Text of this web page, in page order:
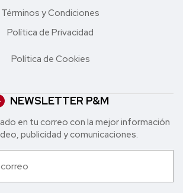
Términos y Condiciones
Política de Privacidad
Política de Cookies
NEWSLETTER P&M
en tu correo con la mejor in formación
publicidad y comunicaciones.